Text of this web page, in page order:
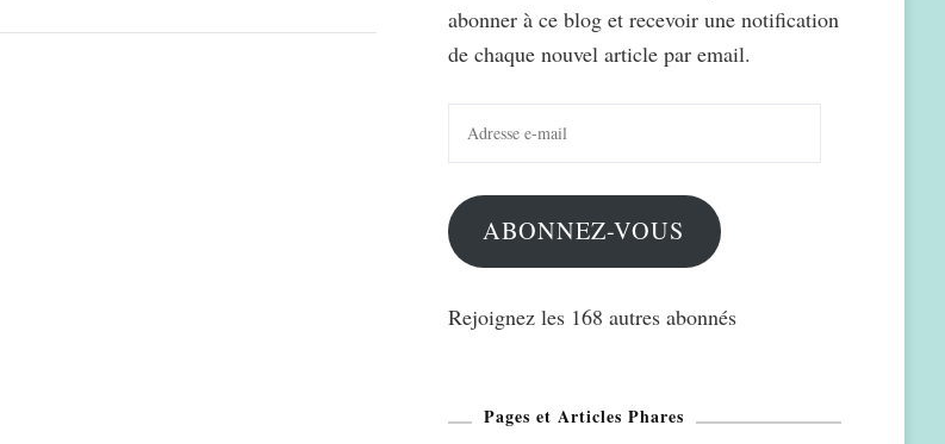
abonner à ce blog et recevoir une notification
de chaque nouvel article par email.
mail
ABONNEZ-VOUS
Rejoignez les 168 autres abonnés
Pages et Articles Phares